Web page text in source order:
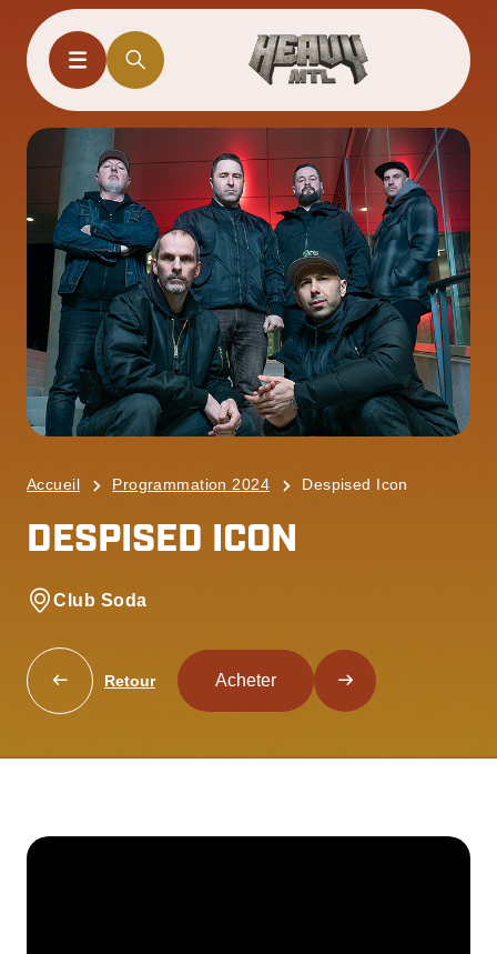
Accueil Programmation 2024 Despised Icon
DESPISED ICON
Club Soda
Retour Acheter